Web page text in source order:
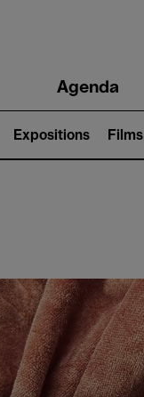
navigationAgenda
Expositions Films